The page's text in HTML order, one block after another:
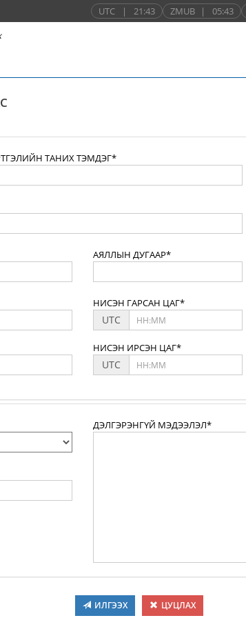
UTC | 21:43 ZMUB | 05:43
ТАНИХ ТЭМДЭГ*
АЯЛЛЫН ДУГААР*
НИСЭН ГАРСАН ЦАГ*
UTC
НИСЭН ИРСЭН ЦАГ*
UTC
ДЭЛГЭРЭНГҮЙ МЭДЭЭЛЭЛ*
ИЛГЭЭХ ЦУЦЛАХ